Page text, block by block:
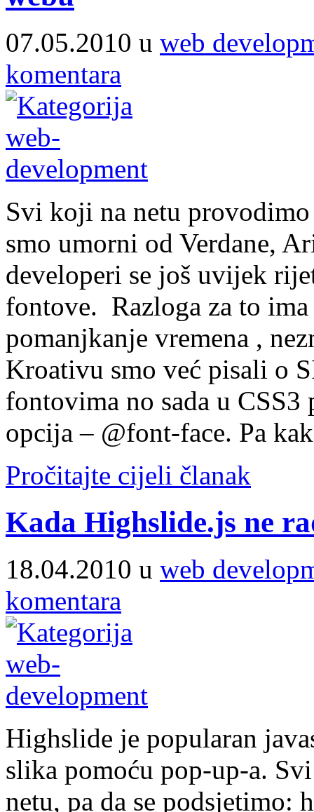
07.05.2010 u web
komentara
Svi koji na netu
smo umorni od Verdane,
developeri se još uvijek
fontove. Razloga za to
pomanjkanje vremena ,
Kroativu smo već pisali o
fontovima no sada u
opcija – @font-face. Pa
Pročitajte cijeli članak
Kada Highslide.js ne
18.04.2010 u web
komentara
Highslide je popularan
slika pomoću pop-up-a.
netu, pa da se podsjetimo: